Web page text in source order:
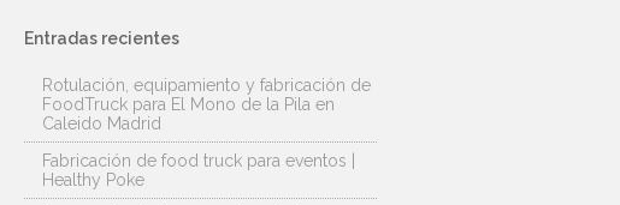
Entradas recientes
Rotulación, equipamiento y fabricación de
FoodTruck para El Mono de la Pila en
Caleido Madrid
Fabricación de food truck para eventos |
Healthy Poke